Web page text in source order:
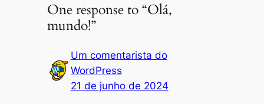
One response to “Olá,
mundo!”
Um comentarista do
WordPress
21 de junho de 2024